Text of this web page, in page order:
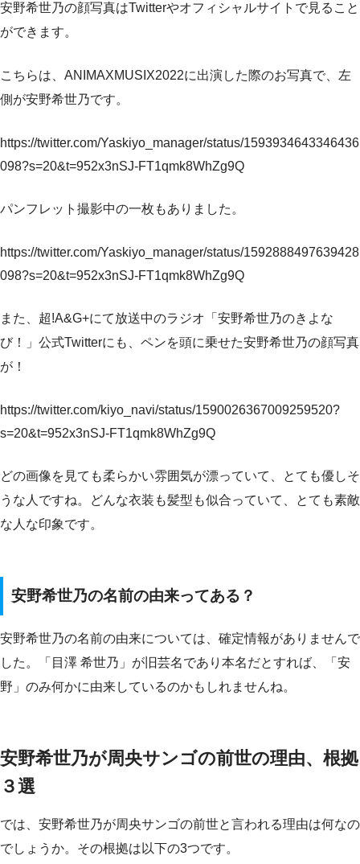
安野希世乃の顔写真はTwitterやオフィシャルサイトで見ること
ができます。
こちらは、ANIMAXMUSIX2022に出演した際のお写真で、左
側が安野希世乃です。
https://twitter.com/Yaskiyo_manager/status/1593934643346436
098?s=20&t=952x3nSJ-FT1qmk8WhZg9Q
パンフレット撮影中の一枚もありました。
https://twitter.com/Yaskiyo_manager/status/1592888497639428
098?s=20&t=952x3nSJ-FT1qmk8WhZg9Q
また、超!A&G+にて放送中のラジオ「安野希世乃のきよな
び！」公式Twitterにも、ペンを頭に乗せた安野希世乃の顔写真
が！
https://twitter.com/kiyo_navi/status/1590026367009259520?
s=20&t=952x3nSJ-FT1qmk8WhZg9Q
どの画像を見ても柔らかい雰囲気が漂っていて、とても優しそ
うな人ですね。どんな衣装も髪型も似合っていて、とても素敵
な人な印象です。
安野希世乃の名前の由来ってある？
安野希世乃の名前の由来については、確定情報がありませんで
した。「目澤 希世乃」が旧芸名であり本名だとすれば、「安
野」のみ何かに由来しているのかもしれませんね。
安野希世乃が周央サンゴの前世の理由、根拠
３選
では、安野希世乃が周央サンゴの前世と言われる理由は何なの
でしょうか。その根拠は以下の3つです。